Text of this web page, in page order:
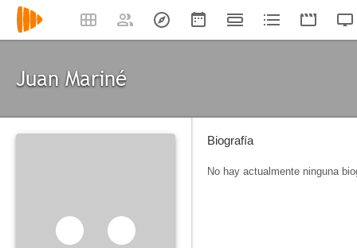
Juan Mariné
Biografía
No hay actualmente ninguna